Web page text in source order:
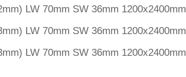
LW 70mm SW 36mm 1200x2400mm
LW 70mm SW 36mm 1200x2400mm
LW 70mm SW 36mm 1200x2400mm